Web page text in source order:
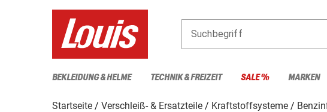
Suchbegriff
BEKLEIDUNG & HELME TECHNIK & FREIZEIT SALE % MARKEN
Startseite Verschleiß- & Ersatzteile Kraftstoffsysteme